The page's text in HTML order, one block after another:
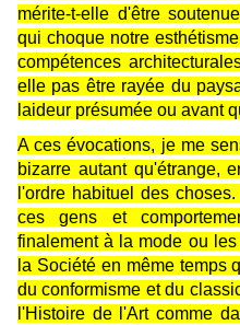
mérite-t-elle d'être
qui choque notre
compétences
elle pas être rayée du
laideur présumée ou avant
A ces évocations, je me
bizarre autant qu'étrange,
l'ordre habituel des
ces gens et
finalement à la mode ou
la Société en même temps
du conformisme et du
l'Histoire de l'Art comme